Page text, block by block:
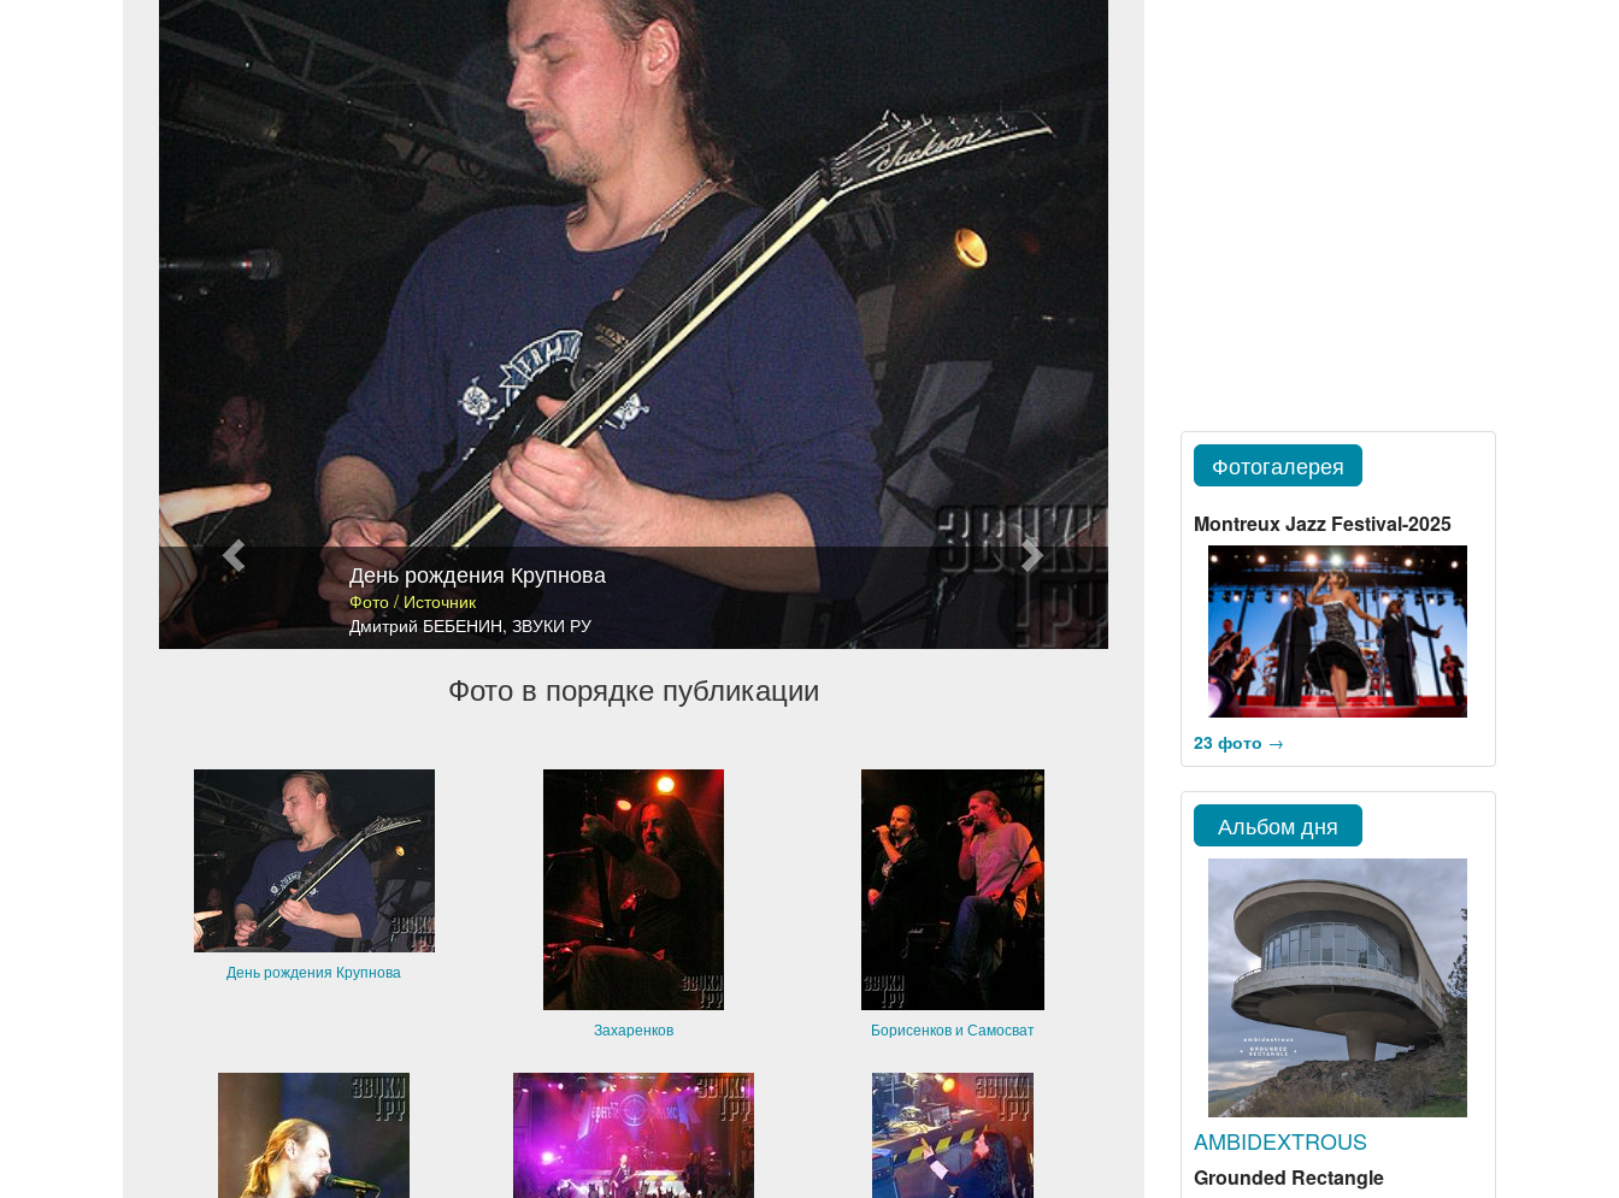
День рождения Крупнова
Фото / Источник
Дмитрий БЕБЕНИН, ЗВУКИ РУ
Фото в порядке публикации
День рождения Крупнова
Захаренков Борисенков и Самосват
Фотогалерея
Montreux Jazz Festival-2025
23 фото →
Альбом дня
AMBIDEXTROUS
Grounded Rectangle